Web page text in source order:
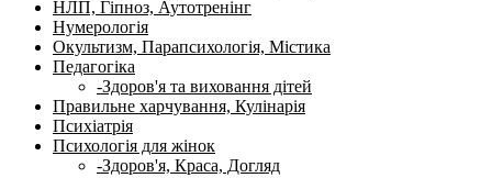
НЛП, Гіпноз, Аутотренінг
Нумерологія
Окультизм, Парапсихологія, Містика
Педагогіка
-Здоров'я та виховання дітей
Правильне харчування, Кулінарія
Психіатрія
Психологія для жінок
-Здоров'я, Краса, Догляд